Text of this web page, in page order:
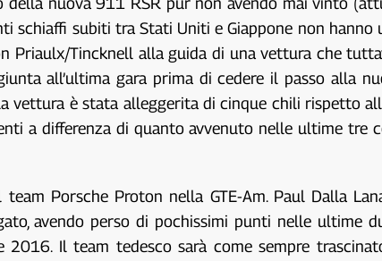
schiaffi subiti tra Stati Uniti e Giappone non
Priaulx/Tincknell alla guida di una vettura che
all’ultima gara prima di cedere il passo alla
vettura è stata alleggerita di cinque chili rispetto
a differenza di quanto avvenuto nelle ultime tre
Porsche Proton nella GTE-Am. Paul Dalla
avendo perso di pochissimi punti nelle ultime
2016. Il team tedesco sarà come sempre